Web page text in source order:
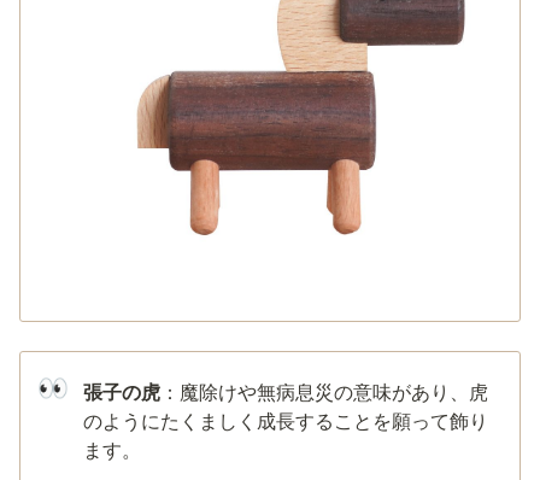
👀 張子の虎 ：魔除けや無病息災の意味があり、虎
のようにたくましく成長することを願って飾り
ます。